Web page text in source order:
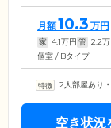
月額10.3 万円
家 4.1万円 管 2.2
個室 / Bタイプ
2人部屋あり
空き状況